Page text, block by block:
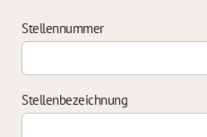
Stellennummer
Stellenbezeichnung